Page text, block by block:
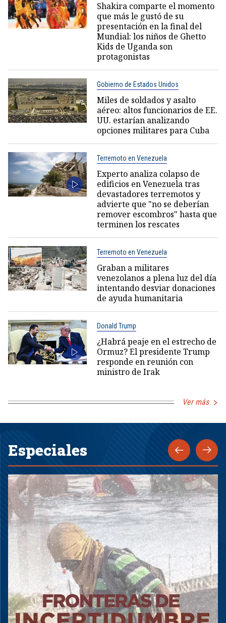
Shakira comparte el momento
que más le gustó de su
presentación en la final del
Mundial: los niños de Ghetto
Kids de Uganda son
protagonistas
Gobierno de Estados Unidos
Miles de soldados y asalto
aéreo: altos funcionarios de EE.
UU. estarían analizando
opciones militares para Cuba
Terremoto en Venezuela
Experto analiza colapso de
edificios en Venezuela tras
devastadores terremotos y
advierte que "no se deberían
remover escombros" hasta que
terminen los rescates
Terremoto en Venezuela
Graban a militares
venezolanos a plena luz del día
intentando desviar donaciones
de ayuda humanitaria
Donald Trump
¿Habrá peaje en el estrecho de
Ormuz? El presidente Trump
responde en reunión con
ministro de Irak
Ver más
Especiales